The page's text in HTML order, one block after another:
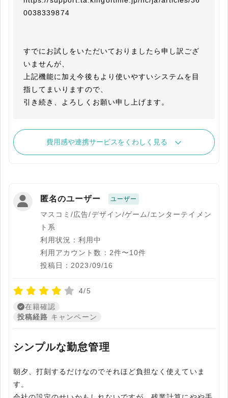
0038339874
すでにお試しをいただいておりましたら申し訳ござ
いませんが、
上記機能に加え今後もより使いやすいシステムを目
指してまいりますので、
引き続き、よろしくお願い申し上げます。
費用感や連携サービスをくわしく見る
匿名のユーザー ユーザー
マスコミ/広告/デザイン/ゲーム/エンターテイメン
ト系
利用状況：利用中
利用アカウント数：2件〜10件
投稿日：2023/09/16
4/5
在籍確認
投稿経路 キャンペーン
シンプルな勤怠管理
朝夕、打刻するだけなのでそれほど負担なく使えていま
す。